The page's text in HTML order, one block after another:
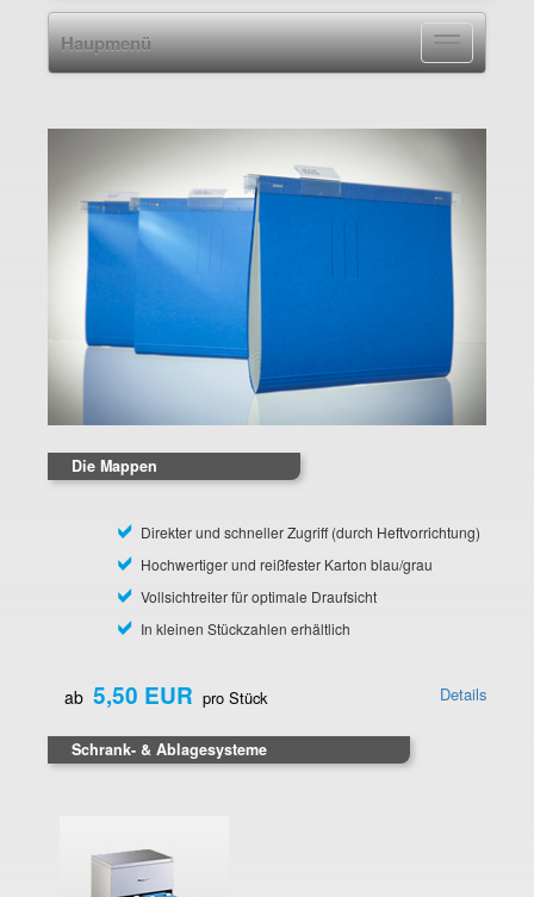
Navigation
ein-/
Haupmenü
Die Mappen
Direkter und schneller Zugriff (durch Heftvorrichtung)
Hochwertiger und reißfester Karton blau/grau
Vollsichtreiter für optimale Draufsicht
In kleinen Stückzahlen erhältlich
ab 5,50 EUR pro Stück Details
Schrank- & Ablagesysteme